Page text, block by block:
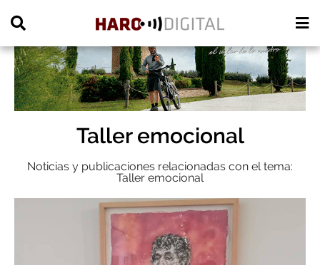
Taller emocional
Noticias y publicaciones relacionadas con el tema:
Taller emocional